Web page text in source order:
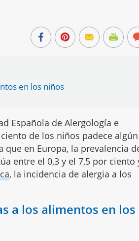
en los niños
Española de Alergología e
de los niños padece algún
que en Europa, la prevalencia
entre el 0,3 y el 7,5 por ciento
, la incidencia de alergia a los
a los alimentos en los